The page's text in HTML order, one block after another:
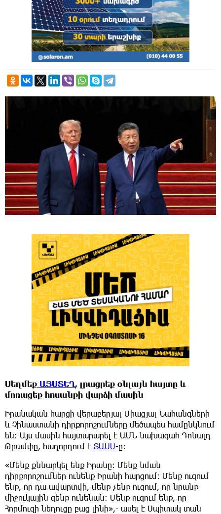
Սեղմեք ԱՅՍՏԵՂ, լրացրեք օնլայն հայտը և
մոռացեք հոսանքի վարձի մասին
Իրանական հարցի վերաբերյալ Միացյալ Նահանգների
և Չինաստանի դիրքորոշումները մեծապես համընկնում
են։ Այս մասին հայտարարել է ԱՄՆ նախագահ Դոնալդ
Թրամփը, հաղորդում է ՏԱՍՍ-ը:
«Մենք քննարկել ենք Իրանը։ Մենք նման
դիրքորոշումներ ունենք Իրանի հարցում։ Մենք ուզում
ենք, որ դա ավարտվի, մենք չենք ուզում, որ նրանք
միջուկային զենք ունենան։ Մենք ուզում ենք, որ
Հորմուզի նեղուցը բաց լինի»,- ասել է Սպիտակ տան